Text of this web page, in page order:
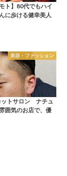
ト】80代でもハイ
に歩ける健幸美人
美容・ファッション
ットサロン ナチュ
囲気のお店で、優